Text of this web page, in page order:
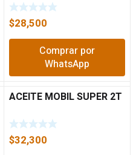
$28,500
Comprar por
WhatsApp
ACEITE MOBIL SUPER 2T
$32,300